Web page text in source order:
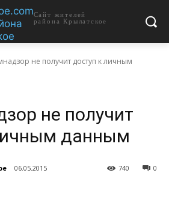
Сайт жителей
района Крылатское
не получит доступ к личным
не получит
данным
06.05.2015 0
740